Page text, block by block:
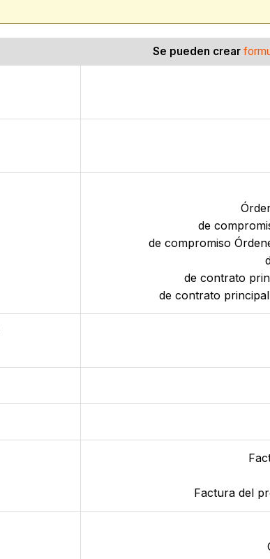
Se pueden crear
de
de compromiso
de contrato
de contrato
Factura del